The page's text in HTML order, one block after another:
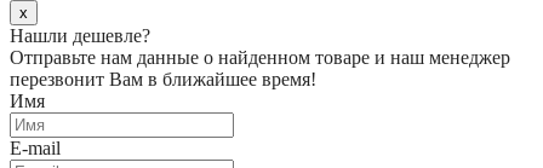
x
Нашли дешевле?
Отправьте нам данные о найденном товаре и наш менеджер
перезвонит Вам в ближайшее время!
Имя
E-mail